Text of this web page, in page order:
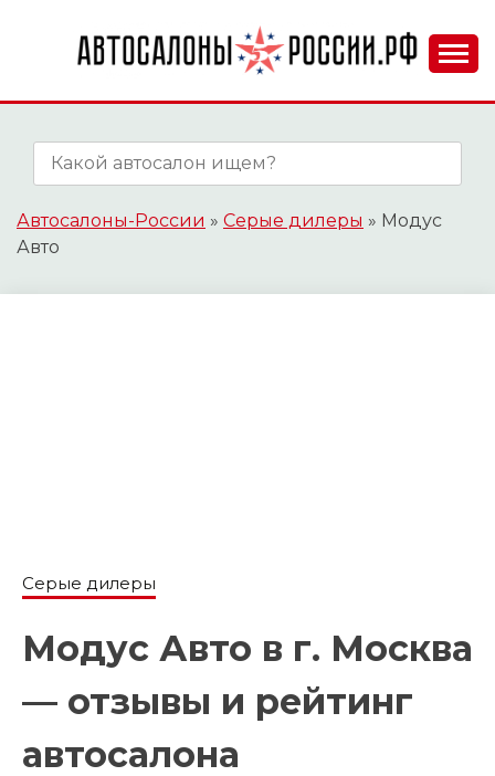
АВТОСАЛОНЫ-
РОССИИ.РФ
Автосалоны-России » Серые дилеры » Модус
Авто
Серые дилеры
Модус Авто в г. Москва
— отзывы и рейтинг
автосалона